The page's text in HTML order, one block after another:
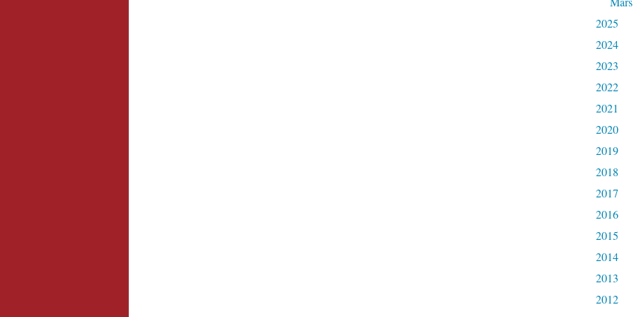
2025
2024
2023
2022
2021
2020
2019
2018
2017
2016
2015
2014
2013
2012